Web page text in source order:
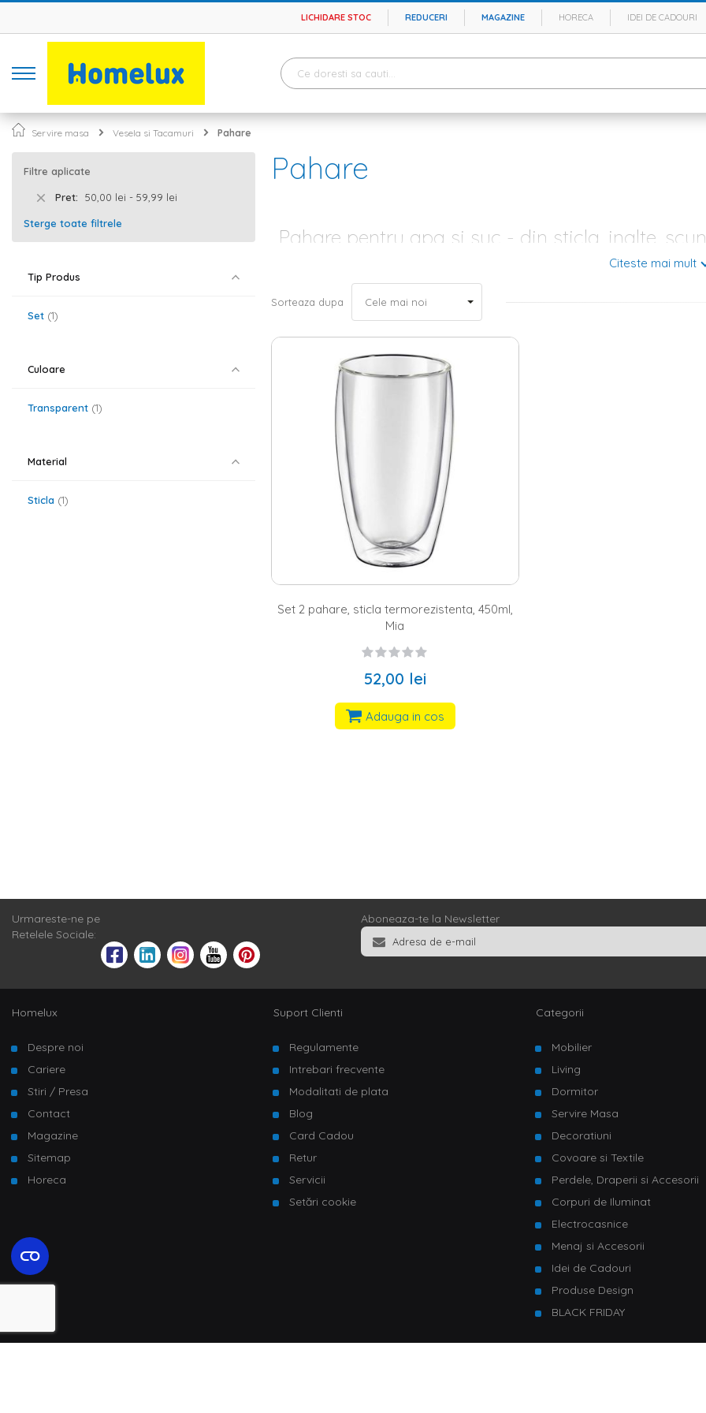
LICHIDARE STOC REDUCERI MAGAZINE HORECA IDEI DE CADOURI
Servire masa Vesela si Tacamuri Pahare
Pahare
Pahare pentru apa si suc - din sticla, inalte,
Paharele de apa sunt acele recipiente extrem de utilizate de catre orice persoana.
calitate, din sticla temperata sau clasica, va ajuta la pastrarea gustului racoritor si nu
celor din plastic. In plus, ele pot fi folosite pentru suc, limonada sau alte bauturi non
gama variata de seturi de pahare. Daca iti doresti
deosebite, poti
cocktail pana la utilelefarfurii. Toate accesoriile, recipientele si ustensilele unei
Pahare de apa cristaline, cu un design special
Gasesti pe site-ul nostru pahare de apa cu picior, din sticla transparenta, cenusie,
seturile pot fi de doua, patru sau chiar sase pahare, in functie de nevoile tale. Fie ca
bucura de produse durabile si rezistente. Acestea sunt potrivite pentru orice moment
cat si intre ele. In plus,
servirea cafelei
Citeste mai mult
Sorteaza dupa
Set 2 pahare, sticla termorezistenta, 450ml,
Mia
52,00 lei
Adauga in cos
Filtre aplicate
Pret 50,00 lei - 59,99 lei
Sterge toate filtrele
Tip Produs
Set 1
Culoare
Transparent 1
Material
Sticla 1
Urmareste-ne pe
Retelele Sociale:
Aboneaza-te la Newsletter
Homelux
Despre noi
Cariere
Stiri / Presa
Contact
Magazine
Sitemap
Horeca
Suport Clienti
Regulamente
Intrebari frecvente
Modalitati de plata
Blog
Card Cadou
Retur
Servicii
Setări cookie
Categorii
Mobilier
Living
Dormitor
Servire Masa
Decoratiuni
Covoare si Textile
Perdele, Draperii si Accesorii
Corpuri de Iluminat
Electrocasnice
Menaj si Accesorii
Idei de Cadouri
Produse Design
BLACK FRIDAY